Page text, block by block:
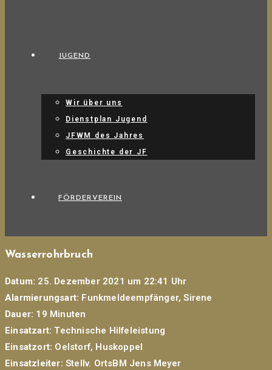
JUGEND
Wir über uns
Dienstplan Jugend
JFWM des Jahres
Geschichte der JF
FÖRDERVEREIN
Wasserrohrbruch
Datum: 25. Dezember 2021 um 22:41 Uhr
Alarmierungsart: Funkmeldeempfänger, Sirene
Dauer: 19 Minuten
Einsatzart: Technische Hilfeleistung
Einsatzort: Oelstorf, Huskoppel
Einsatzleiter: Stellv. OrtsBM Jens Meyer